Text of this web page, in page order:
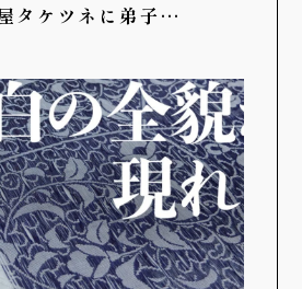
タケツネに弟子…